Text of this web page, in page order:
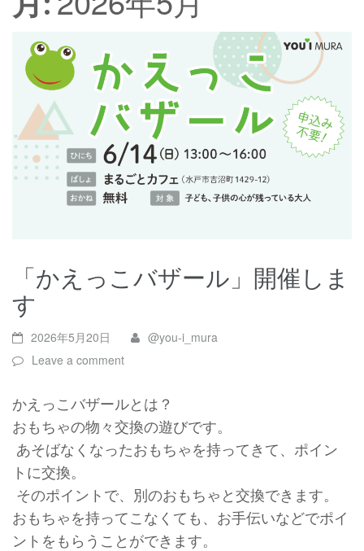
「かえっこバザール」開催しま
す
2026年5月20日
@you-i_mura
Leave a comment
かえっこバザールとは？
おもちゃの物々交換の遊びです。
あそばなくなったおもちゃを持ってきて、ポイン
トに交換。
そのポイントで、別のおもちゃと交換できます。
おもちゃを持ってこなくても、お手伝いなどでポイ
ントをもらうことができます。